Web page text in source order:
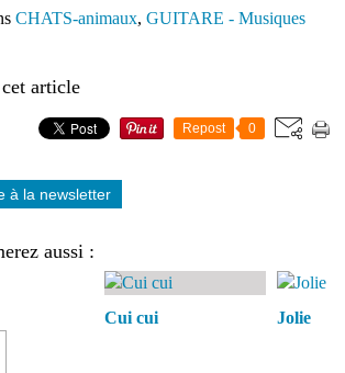
CHATS-animaux, GUITARE - Musiques
article
Repost 0
à la newsletter
aussi :
Cui cui Jolie